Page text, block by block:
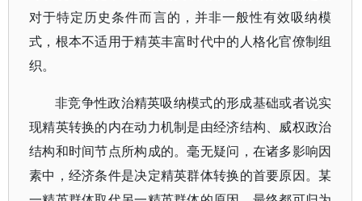
对于特定历史条件而言的，并非一般性有效吸纳模
式，根本不适用于精英丰富时代中的人格化官僚制组
织。
非竞争性政治精英吸纳模式的形成基础或者说实
现精英转换的内在动力机制是由经济结构、威权政治
结构和时间节点所构成的。毫无疑问，在诸多影响因
素中，经济条件是决定精英群体转换的首要原因。某